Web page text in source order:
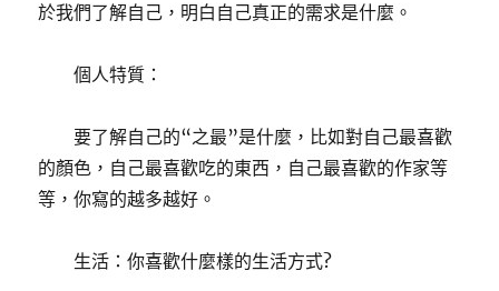
於我們了解自己，明白自己真正的需求是什麼。
個人特質：
要了解自己的“之最”是什麼，比如對自己最喜歡
的顏色，自己最喜歡吃的東西，自己最喜歡的作家等
等，你寫的越多越好。
生活：你喜歡什麼樣的生活方式?